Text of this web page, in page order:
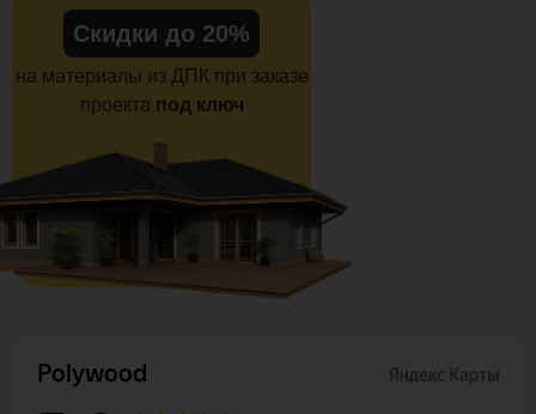
Скидки до 20%
на материалы из ДПК при заказе
проекта под ключ